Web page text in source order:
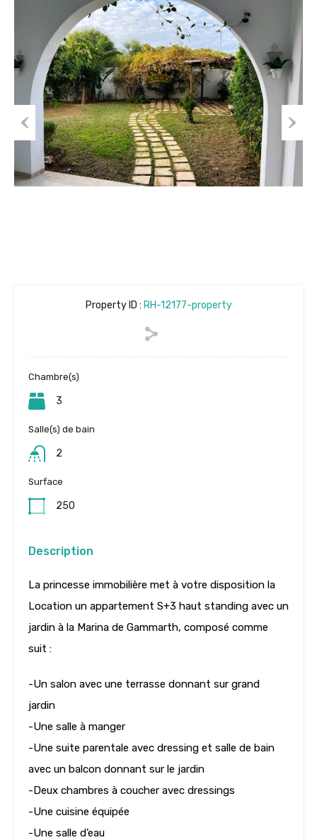
ious
Nex
Property ID : RH-12177-property
Chambre(s)
3
Salle(s) de bain
2
Surface
250
Description
La princesse immobilière met à votre disposition la
Location un appartement S+3 haut standing avec un
jardin à la Marina de Gammarth, composé comme
suit :
-Un salon avec une terrasse donnant sur grand
jardin
-Une salle à manger
-Une suite parentale avec dressing et salle de bain
avec un balcon donnant sur le jardin
-Deux chambres à coucher avec dressings
-Une cuisine équipée
-Une salle d’eau